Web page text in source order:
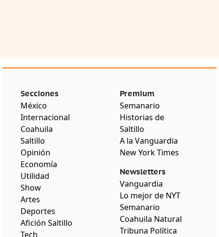
Secciones
México
Internacional
Coahuila
Saltillo
Opinión
Economía
Utilidad
Show
Artes
Deportes
Afición Saltillo
Tech
Premium
Semanario
Historias de
Saltillo
A la Vanguardia
New York Times
Newsletters
Vanguardia
Lo mejor de NYT
Semanario
Coahuila Natural
Tribuna Política